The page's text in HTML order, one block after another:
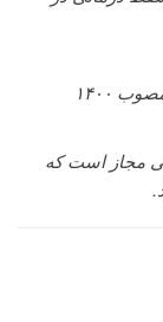
۱۴۰۰
مجاز است که